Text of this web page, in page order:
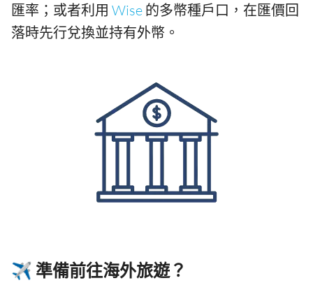
匯率；或者利用 Wise 的多幣種戶口，在匯價回
落時先行兌換並持有外幣。
✈️ 準備前往海外旅遊？